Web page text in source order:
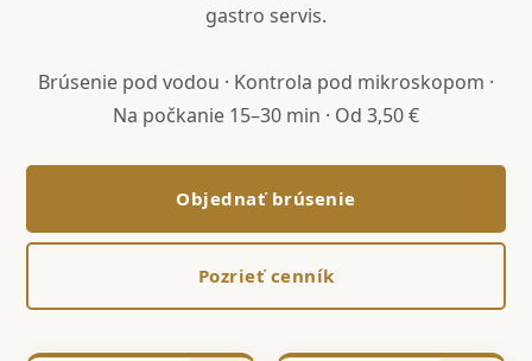
gastro servis.
Brúsenie pod vodou · Kontrola pod mikroskopom ·
Na počkanie 15–30 min · Od 3,50 €
Objednať brúsenie
Pozrieť cenník